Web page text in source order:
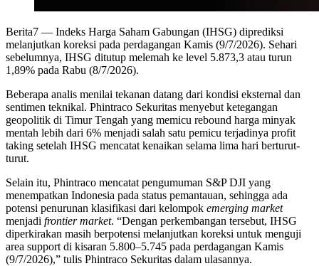
Berita7 — Indeks Harga Saham Gabungan (IHSG) diprediksi
melanjutkan koreksi pada perdagangan Kamis (9/7/2026). Sehari
sebelumnya, IHSG ditutup melemah ke level 5.873,3 atau turun
1,89% pada Rabu (8/7/2026).
Beberapa analis menilai tekanan datang dari kondisi eksternal dan
sentimen teknikal. Phintraco Sekuritas menyebut ketegangan
geopolitik di Timur Tengah yang memicu rebound harga minyak
mentah lebih dari 6% menjadi salah satu pemicu terjadinya profit
taking setelah IHSG mencatat kenaikan selama lima hari berturut-
turut.
Selain itu, Phintraco mencatat pengumuman S&P DJI yang
menempatkan Indonesia pada status pemantauan, sehingga ada
potensi penurunan klasifikasi dari kelompok emerging market
menjadi frontier market. “Dengan perkembangan tersebut, IHSG
diperkirakan masih berpotensi melanjutkan koreksi untuk menguji
area support di kisaran 5.800–5.745 pada perdagangan Kamis
(9/7/2026),” tulis Phintraco Sekuritas dalam ulasannya.